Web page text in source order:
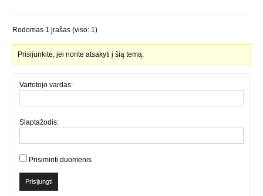
Rodomas 1 įrašas (viso: 1)
Prisijunkite, jei norite atsakyti į šią temą.
Vartotojo vardas:
Slaptažodis:
Prisiminti duomenis
Prisijungti